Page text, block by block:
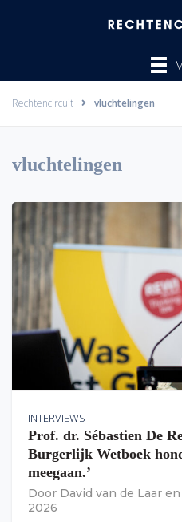
Rechtencircuit vluchtelingen
vluchtelingen
INTERVIEWS
Prof. dr. Sébastien De
Burgerlijk Wetboek
meegaan.’
Door David van de Laar en
2026